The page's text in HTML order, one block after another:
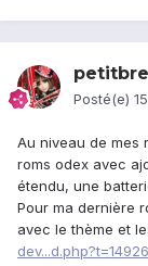
Posté(e)
Au niveau de mes
roms odex avec
étendu, une
Pour ma dernière
avec le thème et